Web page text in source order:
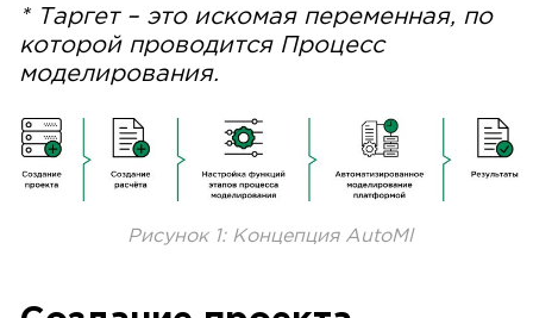
* Таргет – это искомая переменная, по
которой проводится Процесс
моделирования.
Рисунок 1: Концепция AutoMl